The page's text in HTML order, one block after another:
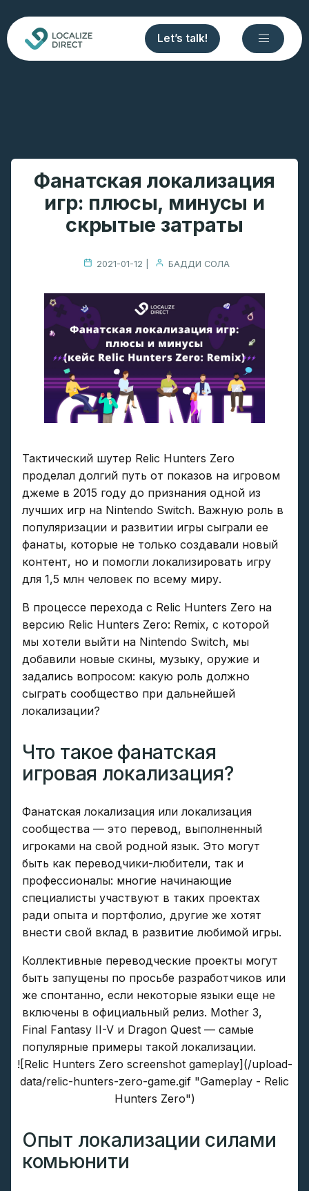
Let’s talk!
Фанатская локализация
игр: плюсы, минусы и
скрытые затраты
2021-01-12 | БАДДИ СОЛА
Тактический шутер Relic Hunters Zero
проделал долгий путь от показов на игровом
джеме в 2015 году до признания одной из
лучших игр на Nintendo Switch. Важную роль в
популяризации и развитии игры сыграли ее
фанаты, которые не только создавали новый
контент, но и помогли локализировать игру
для 1,5 млн человек по всему миру.
В процессе перехода с Relic Hunters Zero на
версию Relic Hunters Zero: Remix, с которой
мы хотели выйти на Nintendo Switch, мы
добавили новые скины, музыку, оружие и
задались вопросом: какую роль должно
сыграть сообщество при дальнейшей
локализации?
Что такое фанатская
игровая локализация?
Фанатская локализация или локализация
сообщества — это перевод, выполненный
игроками на свой родной язык. Это могут
быть как переводчики-любители, так и
профессионалы: многие начинающие
специалисты участвуют в таких проектах
ради опыта и портфолио, другие же хотят
внести свой вклад в развитие любимой игры.
Коллективные переводческие проекты могут
быть запущены по просьбе разработчиков или
же спонтанно, если некоторые языки еще не
включены в официальный релиз. Mother 3,
Final Fantasy II-V и Dragon Quest — самые
популярные примеры такой локализации.
![Relic Hunters Zero screenshot gameplay](/upload-
data/relic-hunters-zero-game.gif "Gameplay - Relic
Hunters Zero")
Опыт локализации силами
комьюнити